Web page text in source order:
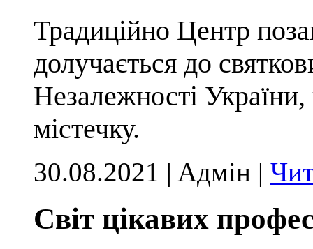
Традиційно Центр
долучається до
Незалежності
містечку.
30.08.2021 | Aдмін |
Світ цікавих